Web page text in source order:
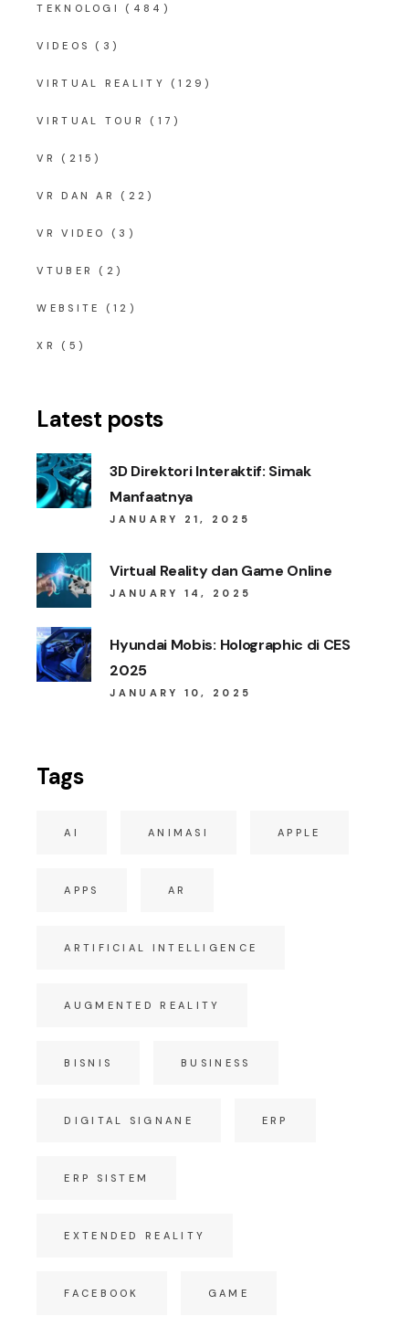
TEKNOLOGI (484)
VIDEOS (3)
VIRTUAL REALITY (129)
VIRTUAL TOUR (17)
VR (215)
VR DAN AR (22)
VR VIDEO (3)
VTUBER (2)
WEBSITE (12)
XR (5)
Latest posts
3D Direktori Interaktif: Simak
Manfaatnya
JANUARY 21, 2025
Virtual Reality dan Game Online
JANUARY 14, 2025
Hyundai Mobis: Holographic di CES
2025
JANUARY 10, 2025
Tags
AI ANIMASI APPLE
APPS AR
ARTIFICIAL INTELLIGENCE
AUGMENTED REALITY
BISNIS BUSINESS
DIGITAL SIGNANE ERP
ERP SISTEM
EXTENDED REALITY
FACEBOOK GAME